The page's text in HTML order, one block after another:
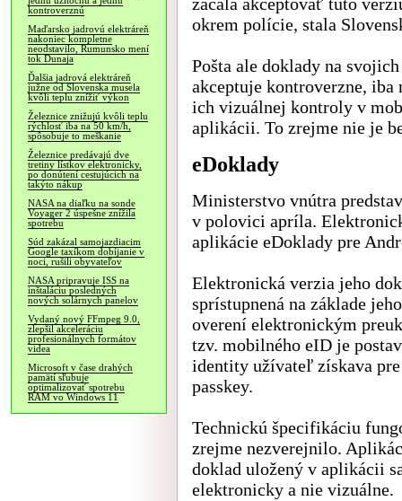
kontroverznú
Maďarsko jadrovú elektráreň
nakoniec kompletne
neodstavilo, Rumunsko mení
tok Dunaja
Ďalšia jadrová elektráreň
južne od Slovenska musela
kvôli teplu znížiť výkon
Železnice znižujú kvôli teplu
rýchlosť iba na 50 km/h,
spôsobuje to meškanie
Železnice predávajú dve
tretiny lístkov elektronicky,
po donútení cestujúcich na
takýto nákup
NASA na diaľku na sonde
Voyager 2 úspešne znížila
spotrebu
Súd zakázal samojazdiacim
Google taxíkom dobíjanie v
noci, rušili obyvateľov
NASA pripravuje ISS na
inštaláciu posledných
nových solárnych panelov
Vydaný nový FFmpeg 9.0,
zlepšil akceleráciu
profesionálnych formátov
videa
Microsoft v čase drahých
pamätí sľubuje
optimalizovať spotrebu
RAM vo Windows 11
okrem polície, stala
Pošta ale doklady na
akceptuje kontroverzne, iba
ich vizuálnej kontroly v
aplikácii. To zrejme nie je
eDoklady
Ministerstvo vnútra
v polovici apríla.
aplikácie eDoklady pre
Elektronická verzia jeho
sprístupnená na základe
overení elektronickým
tzv. mobilného eID je
identity užívateľ získava
passkey.
Technickú špecifikáciu
zrejme nezverejnilo.
doklad uložený v aplikácii
elektronicky a nie vizuálne.